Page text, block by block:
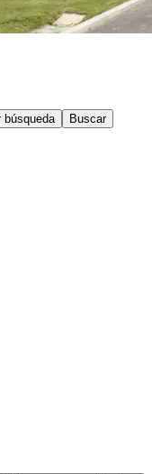
búsqueda Buscar